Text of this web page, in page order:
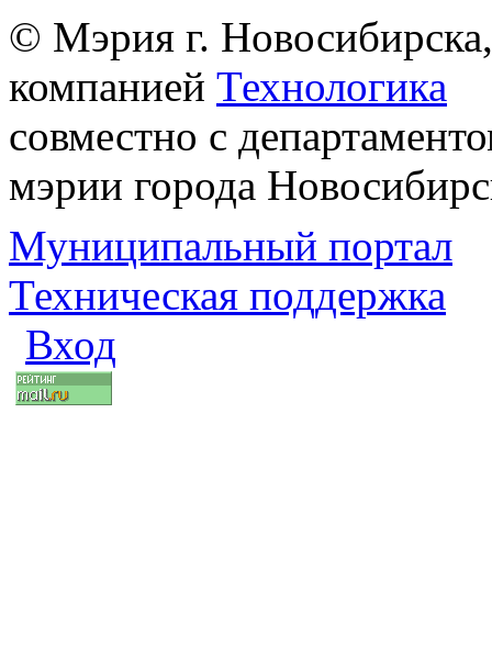
© Мэрия г.
компанией Технологика
совместно с
мэрии города
Муниципальный портал
Техническая поддержка
Вход